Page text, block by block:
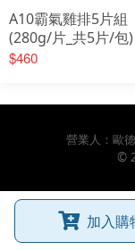
加入購
A10霸氣雞排5片組
(280g/片_共5片/包)
$460
營業人： 歐
©